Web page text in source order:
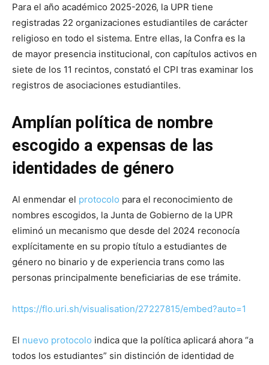
Para el año académico 2025-2026, la UPR tiene
registradas 22 organizaciones estudiantiles de carácter
religioso en todo el sistema. Entre ellas, la Confra es la
de mayor presencia institucional, con capítulos activos en
siete de los 11 recintos, constató el CPI tras examinar los
registros de asociaciones estudiantiles.
Amplían política de nombre
escogido a expensas de las
identidades de género
Al enmendar el protocolo para el reconocimiento de
nombres escogidos, la Junta de Gobierno de la UPR
eliminó un mecanismo que desde del 2024 reconocía
explícitamente en su propio título a estudiantes de
género no binario y de experiencia trans como las
personas principalmente beneficiarias de ese trámite.
https://flo.uri.sh/visualisation/27227815/embed?auto=1
El nuevo protocolo indica que la política aplicará ahora “a
todos los estudiantes” sin distinción de identidad de